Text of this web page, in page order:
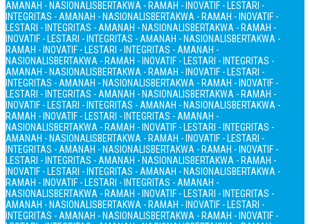
AMANAH - NASIONALISBERTAKWA - RAMAH - INOVATIF - LESTARI -
INTEGRITAS - AMANAH - NASIONALISBERTAKWA - RAMAH - INOVATIF -
LESTARI - INTEGRITAS - AMANAH - NASIONALISBERTAKWA - RAMAH -
INOVATIF - LESTARI - INTEGRITAS - AMANAH - NASIONALISBERTAKWA -
RAMAH - INOVATIF - LESTARI - INTEGRITAS - AMANAH -
NASIONALISBERTAKWA - RAMAH - INOVATIF - LESTARI - INTEGRITAS -
AMANAH - NASIONALISBERTAKWA - RAMAH - INOVATIF - LESTARI -
INTEGRITAS - AMANAH - NASIONALISBERTAKWA - RAMAH - INOVATIF -
LESTARI - INTEGRITAS - AMANAH - NASIONALISBERTAKWA - RAMAH -
INOVATIF - LESTARI - INTEGRITAS - AMANAH - NASIONALISBERTAKWA -
RAMAH - INOVATIF - LESTARI - INTEGRITAS - AMANAH -
NASIONALISBERTAKWA - RAMAH - INOVATIF - LESTARI - INTEGRITAS -
AMANAH - NASIONALISBERTAKWA - RAMAH - INOVATIF - LESTARI -
INTEGRITAS - AMANAH - NASIONALISBERTAKWA - RAMAH - INOVATIF -
LESTARI - INTEGRITAS - AMANAH - NASIONALISBERTAKWA - RAMAH -
INOVATIF - LESTARI - INTEGRITAS - AMANAH - NASIONALISBERTAKWA -
RAMAH - INOVATIF - LESTARI - INTEGRITAS - AMANAH -
NASIONALISBERTAKWA - RAMAH - INOVATIF - LESTARI - INTEGRITAS -
AMANAH - NASIONALISBERTAKWA - RAMAH - INOVATIF - LESTARI -
INTEGRITAS - AMANAH - NASIONALISBERTAKWA - RAMAH - INOVATIF -